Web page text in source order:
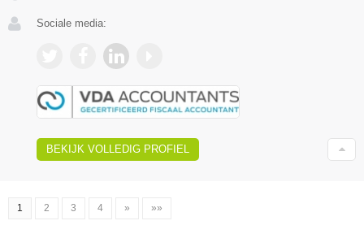
Sociale media:
BEKIJK VOLLEDIG PROFIEL
1 2 3 4 » »»